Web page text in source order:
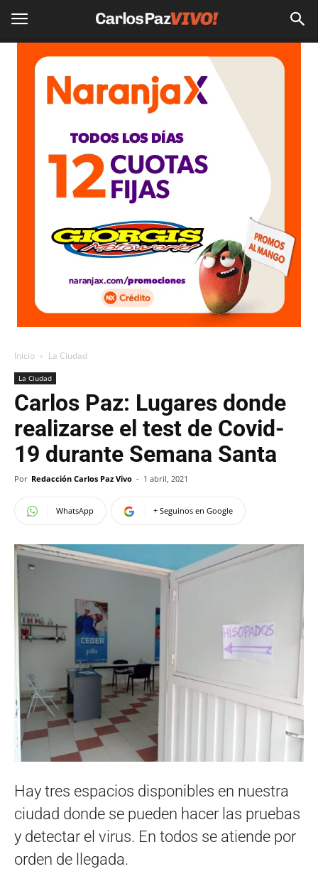
Inicio La Ciudad
La Ciudad
Carlos Paz: Lugares donde
realizarse el test de Covid-
19 durante Semana Santa
Por Redacción Carlos Paz Vivo - 1 abril, 2021
WhatsApp + Seguinos en Google
Hay tres espacios disponibles en nuestra
ciudad donde se pueden hacer las pruebas
y detectar el virus. En todos se atiende por
orden de llegada.